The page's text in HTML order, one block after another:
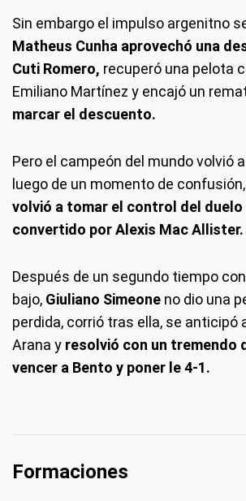
Sin embargo el impulso argenitno
Matheus Cunha aprovechó una
Cuti Romero, recuperó una pelota
Emiliano Martínez y encajó un
marcar el descuento.
Pero el campeón del mundo volvió
luego de un momento de
volvió a tomar el control del duelo
convertido por Alexis Mac Allister.
Después de un segundo tiempo
bajo, Giuliano Simeone no dio una
perdida, corrió tras ella, se anticipó
Arana y resolvió con un tremendo
vencer a Bento y poner le 4-1.
Formaciones